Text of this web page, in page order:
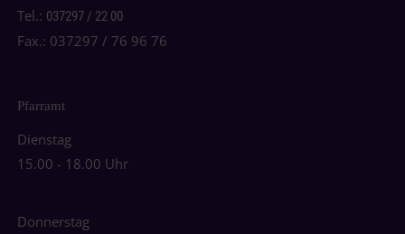
Tel.: 037297 / 22 00
Fax.: 037297 / 76 96 76
Pfarramt
Dienstag
15.00 - 18.00 Uhr
Donnerstag